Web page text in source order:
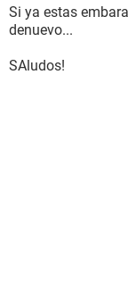
Si ya estas
denuevo...
SAludos!